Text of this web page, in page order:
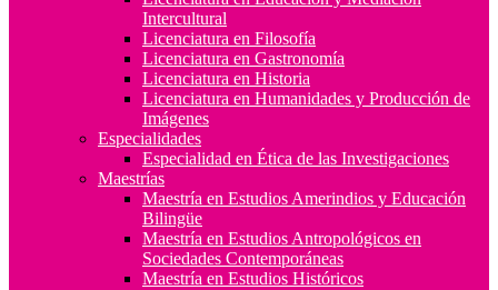
Intercultural
Licenciatura en Filosofía
Licenciatura en Gastronomía
Licenciatura en Historia
Licenciatura en Humanidades y Producción de
Imágenes
Especialidades
Especialidad en Ética de las Investigaciones
Maestrías
Maestría en Estudios Amerindios y Educación
Bilingüe
Maestría en Estudios Antropológicos en
Sociedades Contemporáneas
Maestría en Estudios Históricos